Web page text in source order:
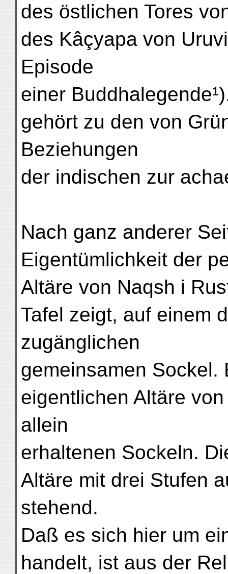
des östlichen Tores
des Kâçyapa von
Episode
einer
gehört zu den von
Beziehungen
der indischen zur
Nach ganz anderer
Eigentümlichkeit der
Altäre von Naqsh i
Tafel zeigt, auf einem
zugänglichen
gemeinsamen Sockel.
eigentlichen Altäre
allein
erhaltenen Sockeln.
Altäre mit drei Stufen
stehend.
Daß es sich hier um
handelt, ist aus der